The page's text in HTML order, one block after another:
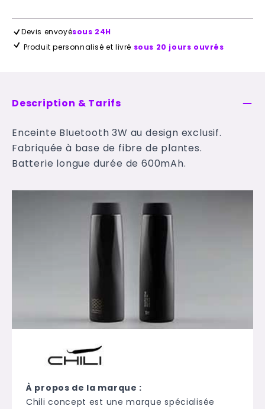
Devis envoyésous 24H
Produit personnalisé et livré sous 20 jours ouvrés
Description & Tarifs
Enceinte Bluetooth 3W au design exclusif.
Fabriquée à base de fibre de plantes.
Batterie longue durée de 600mAh.
À propos de la marque :
Chili concept est une marque spécialisée